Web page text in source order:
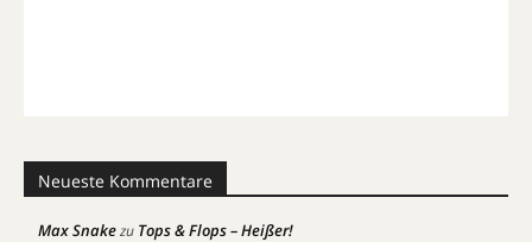
Neueste Kommentare
Max Snakezu Tops & Flops – Heißer!